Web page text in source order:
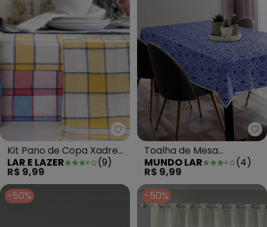
Lar e Lazer - Kit Pano de Copa
Kit Pano de Copa Xadrez
Sortido
LAR E LAZER (9)
R$ 9,99
Toalha de Mesa
Quadrada Arrabesco
135x135 cm
MUNDO LAR (4)
R$ 9,99
-50%
-50%